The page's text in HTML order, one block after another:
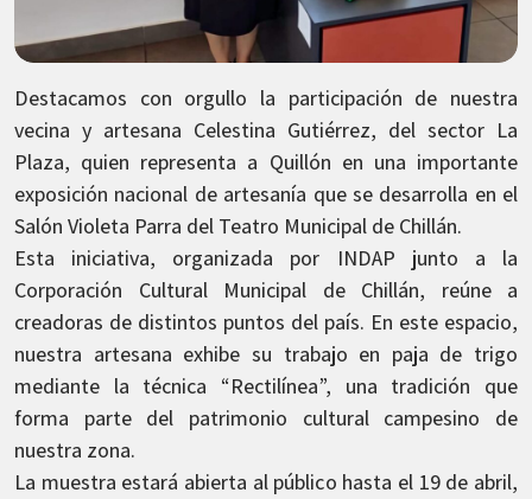
Destacamos con orgullo la participación de nuestra
vecina y artesana Celestina Gutiérrez, del sector La
Plaza, quien representa a Quillón en una importante
exposición nacional de artesanía que se desarrolla en el
Salón Violeta Parra del Teatro Municipal de Chillán.
Esta iniciativa, organizada por INDAP junto a la
Corporación Cultural Municipal de Chillán, reúne a
creadoras de distintos puntos del país. En este espacio,
nuestra artesana exhibe su trabajo en paja de trigo
mediante la técnica “Rectilínea”, una tradición que
forma parte del patrimonio cultural campesino de
nuestra zona.
La muestra estará abierta al público hasta el 19 de abril,